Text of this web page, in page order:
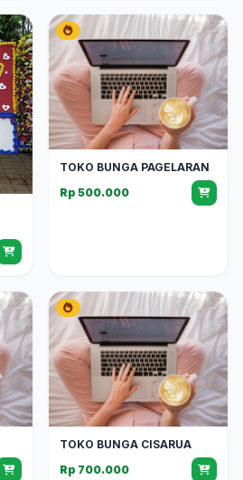
TOKO BUNGA PAGELARAN
Rp 500.000
TOKO BUNGA CISARUA
Rp 700.000